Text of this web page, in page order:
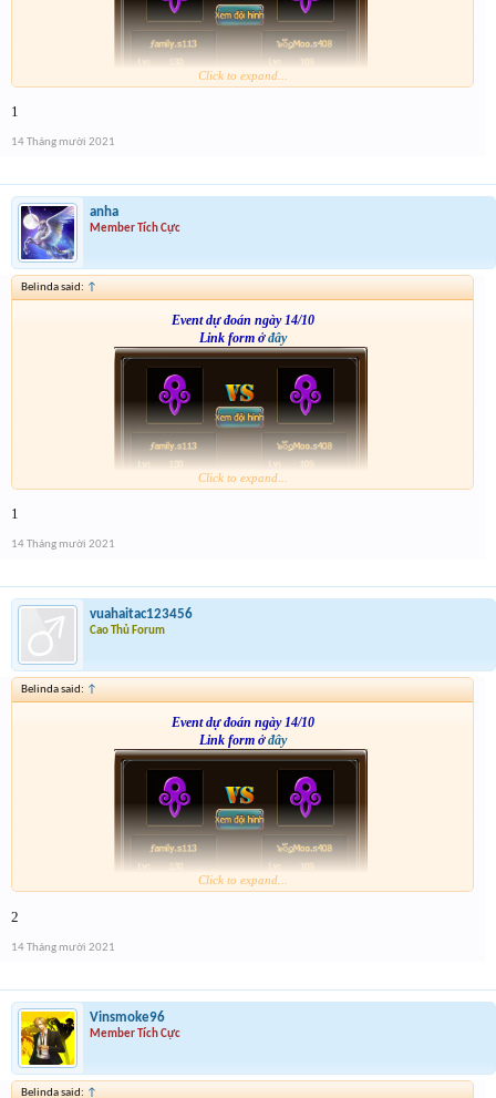
Click to expand...
1
14 Tháng mười 2021
anha
Member Tích Cực
Belinda said: ↑
Event dự đoán ngày 14/10
Link form ởđây
Click to expand...
1
14 Tháng mười 2021
vuahaitac123456
Cao Thủ Forum
Belinda said: ↑
Event dự đoán ngày 14/10
Link form ởđây
Click to expand...
2
14 Tháng mười 2021
Vinsmoke96
Member Tích Cực
Belinda said: ↑